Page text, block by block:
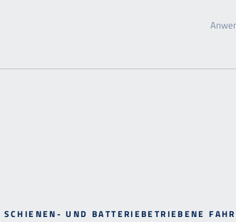
UND BATTERIEBETRIEBENE